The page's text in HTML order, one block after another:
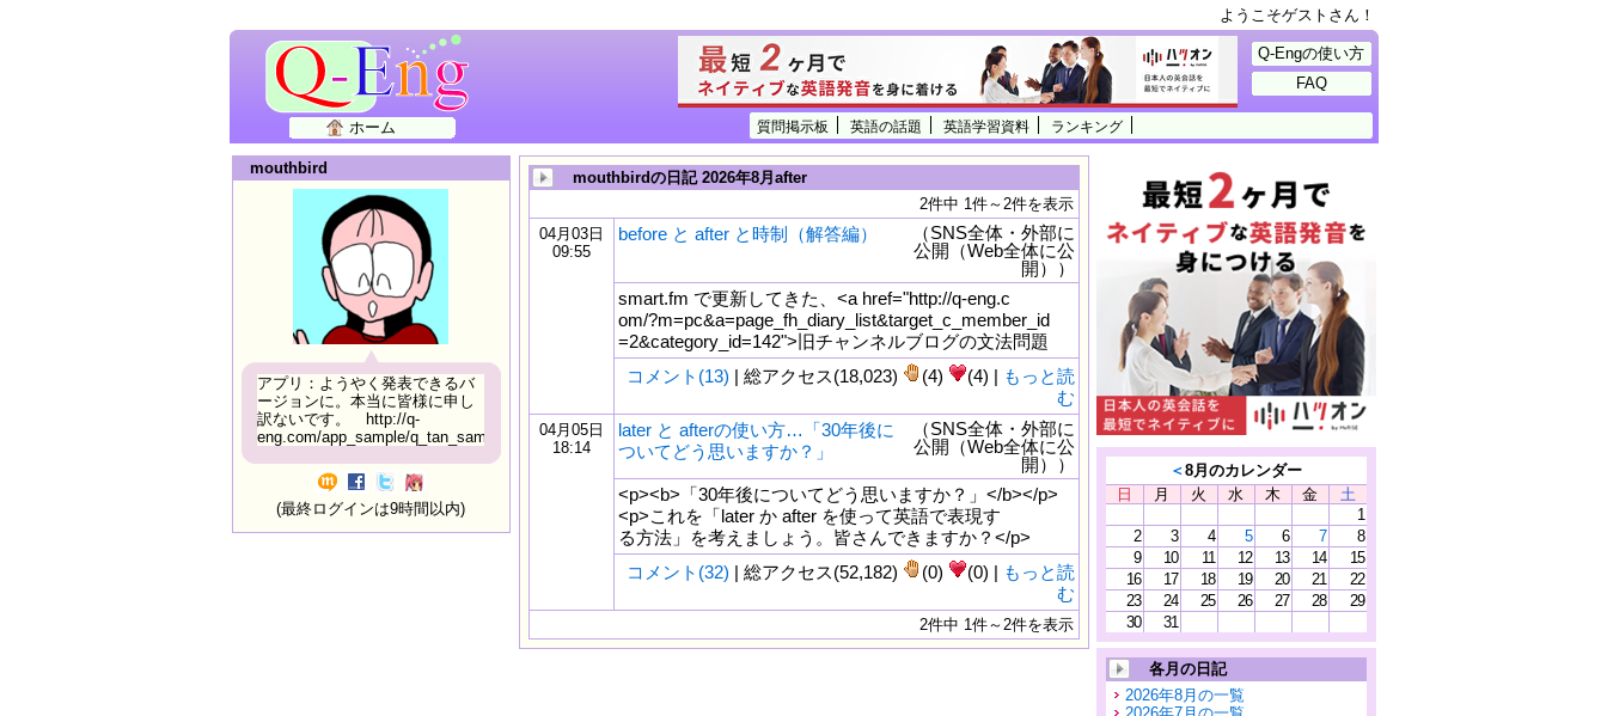
ようこそゲストさん！
質問掲示板 英語の話題 英語学習資料 ランキング
ホーム
Q-Engの使い方
FAQ
mouthbird
アプリ：ようやく発表できるバ
ージョンに。本当に皆様に申し
訳ないです。 http://q-
eng.com/app_sample/q_tan_sample06.html
(最終ログインは9時間以内)
mouthbirdの日記 2026年8月after
2件中 1件～2件を表示
04月03日
09:55
before と after と時制（解答編）
（SNS全体・外部に
公開（Web全体に公
開））
smart.fm で更新してきた、<a href="http://q-eng.c
om/?m=pc&a=page_fh_diary_list&target_c_member_id
=2&category_id=142">旧チャンネルブログの文法問題
コメント(13) | 総アクセス(18,023) (4) (4) | もっと読
む
04月05日
18:14
later と afterの使い方…「30年後に
ついてどう思いますか？」
（SNS全体・外部に
公開（Web全体に公
開））
<p><b>「30年後についてどう思いますか？」</b></p>
<p>これを「later か after を使って英語で表現す
る方法」を考えましょう。皆さんできますか？</p>
コメント(32) | 総アクセス(52,182) (0) (0) | もっと読
む
2件中 1件～2件を表示
＜8月のカレンダー
日
月 火 水 木 金
土
1
2
3 4 5 6 7
8
9
10 11 12 13 14
15
16
17 18 19 20 21
22
23
24 25 26 27 28
29
30
31
各月の日記
2026年8月の一覧